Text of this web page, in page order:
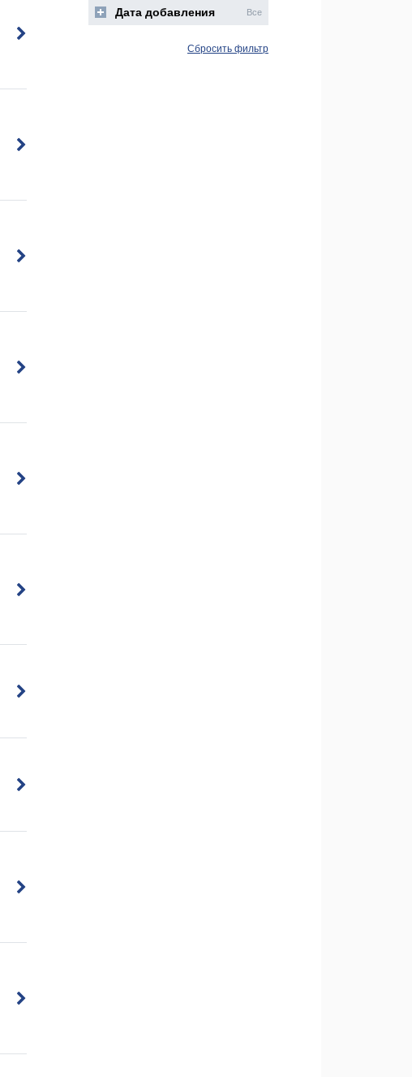
Дата добавления Все
Сбросить фильтр